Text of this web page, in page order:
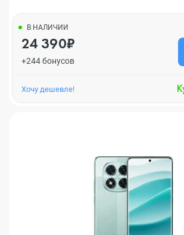
В НАЛИЧИИ
24 390₽
+244 бонусов
Хочу дешевле!